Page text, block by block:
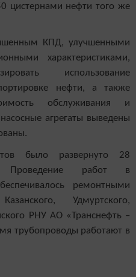
цистернами нефти того же
КПД, улучшенными
характеристиками,
использование
нефти, а также
обслуживания и
агрегаты выведены
было развернуто 28
Проведение работ в
ремонтными
Удмуртского,
РНУ АО «Транснефть –
трубопроводы работают в